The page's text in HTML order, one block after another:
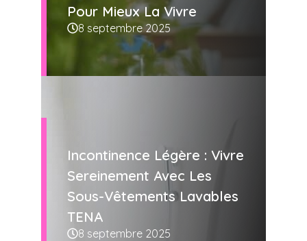
Pour Mieux La Vivre
8 septembre 2025
Incontinence Légère : Vivre
Sereinement Avec Les
Sous-Vêtements Lavables
TENA
8 septembre 2025